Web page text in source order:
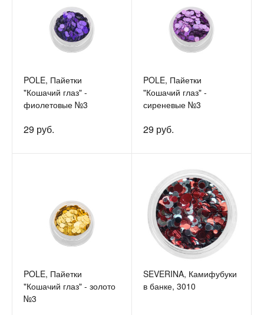
POLE, Пайетки
"Кошачий глаз" -
фиолетовые №3
29 руб.
POLE, Пайетки
"Кошачий глаз" -
сиреневые №3
29 руб.
POLE, Пайетки
"Кошачий глаз" - золото
№3
SEVERINA, Камифубуки
в банке, 3010